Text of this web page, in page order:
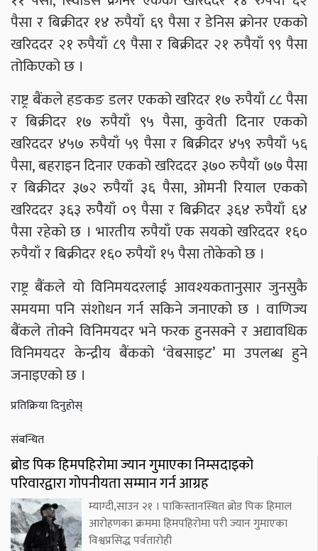
पैसा र बिक्रीदर १४ रुपैयाँ ६९ पैसा र डेनिस क्रोनर एकको
खरिददर २१ रुपैयाँ ८९ पैसा र बिक्रीदर २१ रुपैयाँ ९९ पैसा
तोकिएको छ ।
राष्ट्र बैंकले हङकङ डलर एकको खरिदर १७ रुपैयाँ ८८ पैसा
र बिक्रीदर १७ रुपैयाँ ९५ पैसा, कुवेती दिनार एकको
खरिददर ४५७ रुपैयाँ ५९ पैसा र बिक्रीदर ४५९ रुपैयाँ ५६
पैसा, बहराइन दिनार एकको खरिददर ३७० रुपैयाँ ७७ पैसा
र बिक्रीदर ३७२ रुपैयाँ ३६ पैसा, ओमनी रियाल एकको
खरिददर ३६३ रुपैैयाँ ०९ पैसा र बिक्रीदर ३६४ रुपैयाँ ६४
पैसा रहेको छ । भारतीय रुपैयाँ एक सयको खरिददर १६०
रुपैयाँ र बिक्रीदर १६० रुपैयाँ १५ पैसा तोकेको छ ।
राष्ट्र बैंकले यो विनिमयदरलाई आवश्यकतानुसार जुनसुकै
समयमा पनि संशोधन गर्न सकिने जनाएको छ । वाणिज्य
बैंकले तोक्ने विनिमयदर भने फरक हुनसक्ने र अद्यावधिक
विनिमयदर केन्द्रीय बैंकको ‘वेबसाइट’ मा उपलब्ध हुने
जनाइएको छ ।
प्रतिक्रिया दिनुहोस्
संबन्धित
ब्रोड पिक हिमपहिरोमा ज्यान गुमाएका निम्सदाइको
परिवारद्वारा गोपनीयता सम्मान गर्न आग्रह
म्याग्दी,साउन २१ । पाकिस्तानस्थित ब्रोड पिक हिमाल
आरोहणका क्रममा हिमपहिरोमा परी ज्यान गुमाएका
विश्वप्रसिद्ध पर्वतारोही